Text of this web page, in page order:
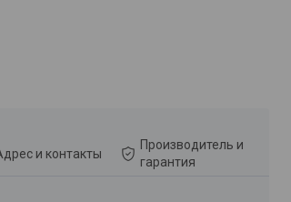
и контакты
Производитель и
гарантия